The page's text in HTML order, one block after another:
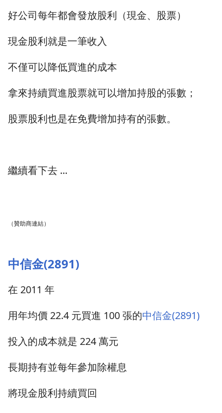
好公司每年都會發放股利（現金、股票）
現金股利就是一筆收入
不僅可以降低買進的成本
拿來持續買進股票就可以增加持股的張數；
股票股利也是在免費增加持有的張數。
繼續看下去 ...
（贊助商連結）
中信金(2891)
在 2011 年
用年均價 22.4 元買進 100 張的中信金(2891)
投入的成本就是 224 萬元
長期持有並每年參加除權息
將現金股利持續買回